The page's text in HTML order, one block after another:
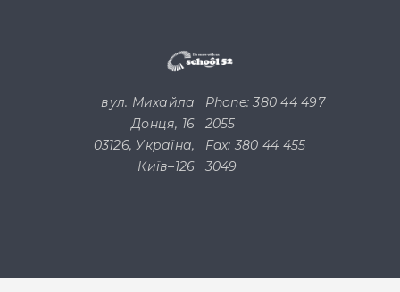
Phone: 380 44 497
2055
Fax: 380 44 455
3049
вул. Михайла
Донця, 16
03126, Україна,
Київ–126